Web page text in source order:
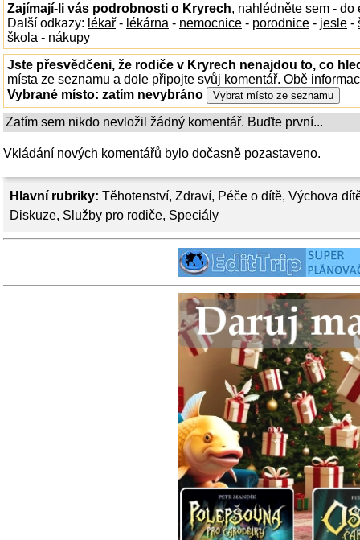
Hlavní rubriky: Těhotenství, Zdraví, Péče o dítě, Výchova
Diskuze, Služby pro rodiče, Speciály
Zajímají-li vás podrobnosti o Kryrech, nahlédněte sem - do
Další odkazy: lékař - lékárna - nemocnice - porodnice - jesle -
škola - nákupy
Jste přesvědčeni, že rodiče v Kryrech nenajdou to, co
místa ze seznamu a dole připojte svůj komentář. Obě
Vybrané místo: zatím nevybráno
Zatím sem nikdo nevložil žádný komentář. Buďte první...
Vkládání nových komentářů bylo dočasně pozastaveno.